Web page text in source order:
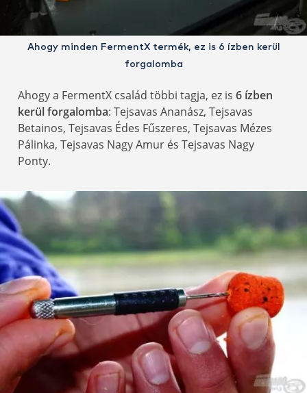
Ahogy minden FermentX termék, ez is 6 ízben kerül
forgalomba
Ahogy a FermentX család többi tagja, ez is 6 ízben
kerül forgalomba: Tejsavas Ananász, Tejsavas
Betainos, Tejsavas Édes Fűszeres, Tejsavas Mézes
Pálinka, Tejsavas Nagy Amur és Tejsavas Nagy
Ponty.